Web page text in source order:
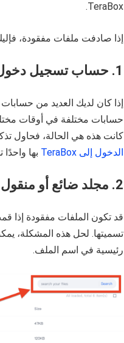
TeraBox.
إذا صادفت ملفات مفقودة،
1. حساب تسجيل دخول خاطئ
حسابات مختلفة في أوقات
كانت هذه هي الحالة، فحاول
الدخول إلى TeraBox
بها
2. مجلد ضائع أو منقول
قد تكون الملفات مفقودة إذا
رئيسية في اسم الملف.